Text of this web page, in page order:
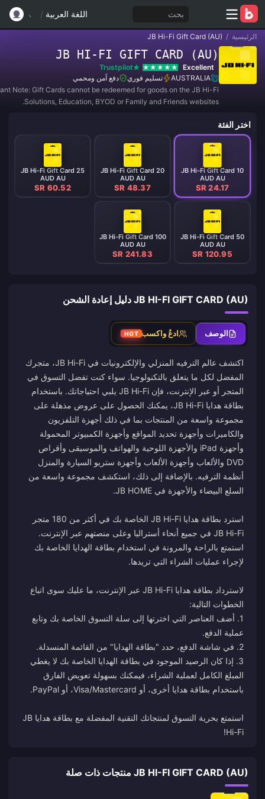
بحث اللغة العربية /
الرئيسية /
JB Hi-Fi Gift Card (AU)
JB HI-FI GIFT CARD (AU)
Excellent
Trustpilot
AUSTRALIA
تسليم فوري
دفع آمن ومحمي
Note: Gift Cards cannot be redeemed for goods on the JB Hi-Fi
Solutions, Education, BYOD or Family and Friends websites.
اختر الفئة
JB Hi-Fi Gift Card 10
AUD AU
SR 24.17
JB Hi-Fi Gift Card 20
AUD AU
SR 48.37
JB Hi-Fi Gift Card 25
AUD AU
SR 60.52
JB Hi-Fi Gift Card 50
AUD AU
SR 120.95
JB Hi-Fi Gift Card 100
AUD AU
SR 241.83
JB HI-FI GIFT CARD (AU) دليل إعادة الشحن
الوصف ادعُ واكسب HOT
اكتشف عالم الترفيه المنزلي والإلكترونيات في JB Hi-Fi، متجرك
المفضل لكل ما يتعلق بالتكنولوجيا. سواء كنت تفضل التسوق في
المتجر أو عبر الإنترنت، فإن JB Hi-Fi يلبي احتياجاتك. باستخدام
بطاقة هدايا JB Hi-Fi، يمكنك الحصول على عروض مذهلة على
مجموعة واسعة من المنتجات بما في ذلك أجهزة التلفزيون
والكاميرات وأجهزة تحديد المواقع وأجهزة الكمبيوتر المحمولة
وأجهزة iPad والأجهزة اللوحية والهواتف والموسيقى وأقراص
DVD والألعاب وأجهزة الألعاب وأجهزة ستريو السيارة والمنزل
أنظمة الترفيه. بالإضافة إلى ذلك، استكشف مجموعة واسعة من
استرد بطاقة هدايا JB Hi-Fi الخاصة بك في أكثر من 180 متجر
JB Hi-Fi في جميع أنحاء أستراليا وعلى منصتهم عبر الإنترنت.
استمتع بالراحة والمرونة في استخدام بطاقة الهدايا الخاصة بك
لاسترداد بطاقة هدايا JB Hi-Fi عبر الإنترنت، ما عليك سوى اتباع
1. أضف العناصر التي اخترتها إلى سلة التسوق الخاصة بك وتابع
3. إذا كان الرصيد الموجود في بطاقة الهدايا الخاصة بك لا يغطي
المبلغ الكامل لعملية الشراء، فيمكنك بسهولة تعويض الفارق
استمتع بحرية التسوق لمنتجاتك التقنية المفضلة مع بطاقة هدايا JB
Hi-Fi!
JB HI-FI GIFT CARD (AU) منتجات ذات صلة